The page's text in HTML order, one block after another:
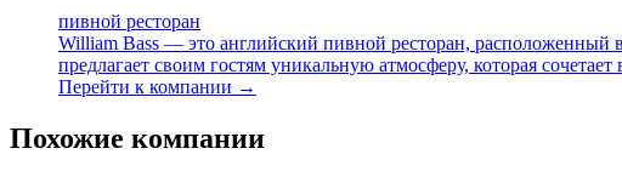
пивной ресторан
William Bass — это английский пивной ресторан, расположенный
предлагает своим гостям уникальную атмосферу, которая
Перейти к компании →
Похожие компании